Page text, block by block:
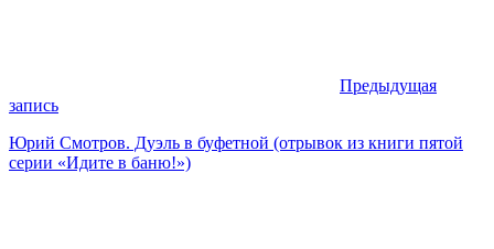
Предыдущая
запись
Юрий Смотров. Дуэль в буфетной (отрывок из книги пятой
серии «Идите в баню!»)